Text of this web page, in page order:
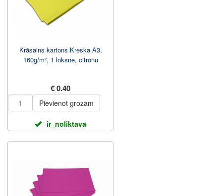
Krāsains kartons Kreska A3,
160g/m², 1 loksne, citronu
€ 0.40
Pievienot grozam
ir_noliktava